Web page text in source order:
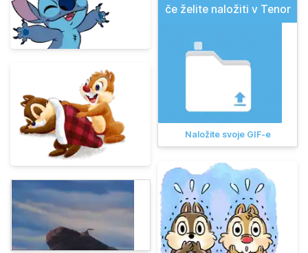
če želite naložiti v Tenor
Naložite svoje GIF-e